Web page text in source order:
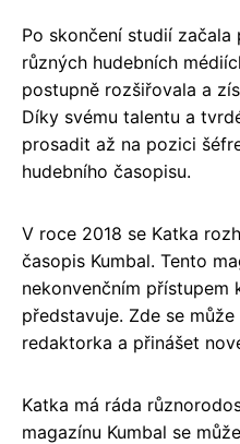
Po skončení studií
různých hudebních
postupně rozšiřovala a
Díky svému talentu a
prosadit až na pozici
hudebního časopisu.
V roce 2018 se Katka
časopis Kumbal. Tento
nekonvenčním přístupem
představuje. Zde se
redaktorka a přinášet
Katka má ráda
magazínu Kumbal se